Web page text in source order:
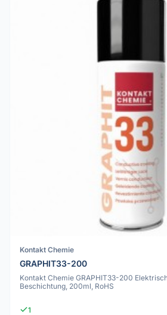
Kontakt Chemie
GRAPHIT33-200
Kontakt Chemie GRAPHIT33-200
Beschichtung, 200ml, RoHS
1